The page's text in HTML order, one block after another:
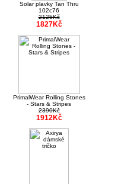
Solar plavky Tan Thru
102c76
2125Kč
1827Kč
PrimalWear Rolling Stones
- Stars & Stripes
2390Kč
1912Kč